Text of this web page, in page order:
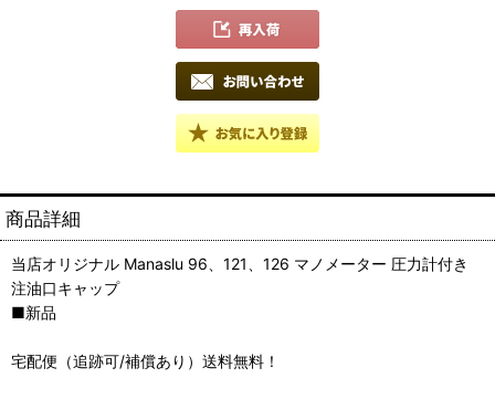
商品詳細
当店オリジナル Manaslu 96、121、126 マノメーター 圧力計付き
注油口キャップ
■新品
宅配便（追跡可/補償あり）送料無料！